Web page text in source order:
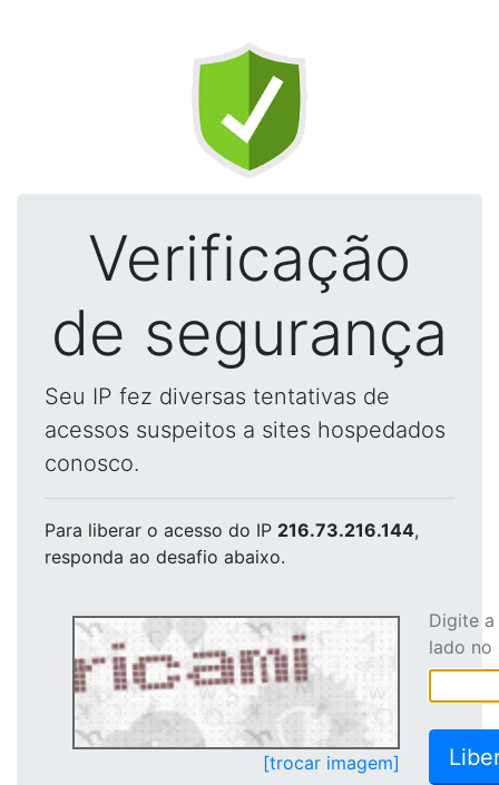
Verificação
de segurança
Seu IP fez diversas tentativas de
acessos suspeitos a sites hospedados
conosco.
Para liberar o acesso do IP 216.73.216.144,
responda ao desafio abaixo.
[trocar imagem]
Digite
lado no